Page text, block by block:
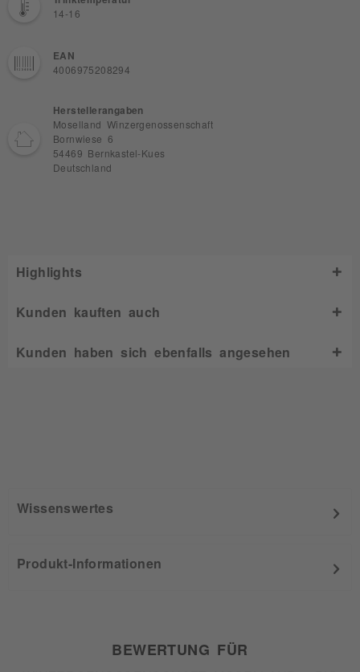
14-16
EAN
4006975208294
Herstellerangaben
Moselland Winzergenossenschaft
Bornwiese 6
54469 Bernkastel-Kues
Deutschland
Highlights
Kunden kauften auch
Kunden haben sich ebenfalls angesehen
Wissenswertes
Produkt-Informationen
BEWERTUNG FÜR